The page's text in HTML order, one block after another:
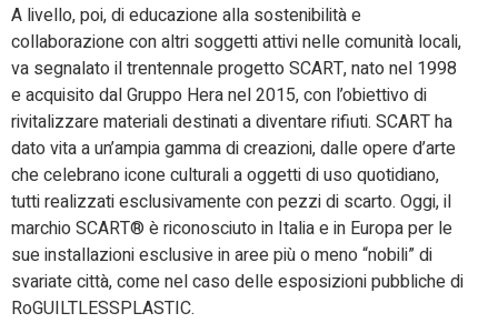
A livello, poi, di educazione alla sostenibilità e
collaborazione con altri soggetti attivi nelle comunità locali,
va segnalato il trentennale progetto SCART, nato nel 1998
e acquisito dal Gruppo Hera nel 2015, con l’obiettivo di
rivitalizzare materiali destinati a diventare rifiuti. SCART ha
dato vita a un’ampia gamma di creazioni, dalle opere d’arte
che celebrano icone culturali a oggetti di uso quotidiano,
tutti realizzati esclusivamente con pezzi di scarto. Oggi, il
marchio SCART® è riconosciuto in Italia e in Europa per le
sue installazioni esclusive in aree più o meno “nobili” di
svariate città, come nel caso delle esposizioni pubbliche di
RoGUILTLESSPLASTIC.